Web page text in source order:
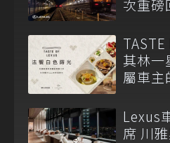
次重磅
TASTE
其林一
屬車主
Lexus
席 川